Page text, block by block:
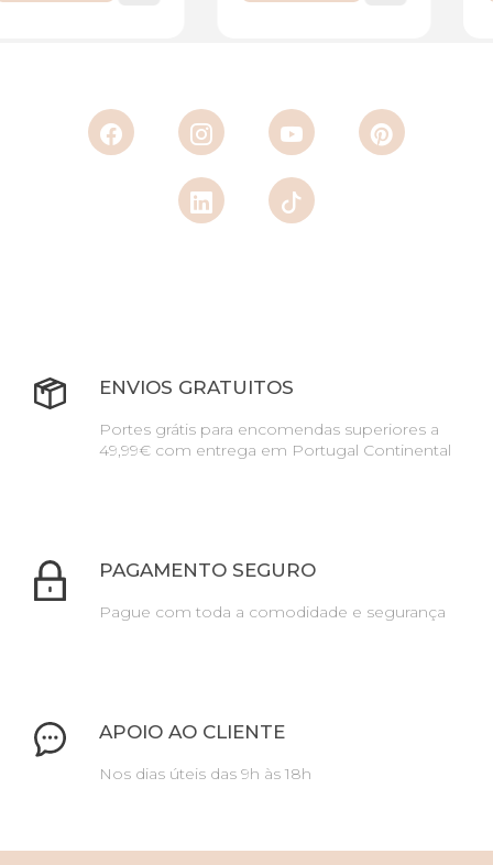
ENVIOS GRATUITOS
Portes grátis para encomendas superiores a
49,99€ com entrega em Portugal Continental
PAGAMENTO SEGURO
Pague com toda a comodidade e segurança
APOIO AO CLIENTE
Nos dias úteis das 9h às 18h